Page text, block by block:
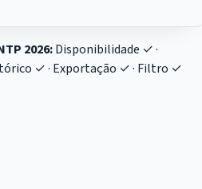
2026:Disponibilidade ✓ ·
✓ · Exportação ✓ · Filtro ✓